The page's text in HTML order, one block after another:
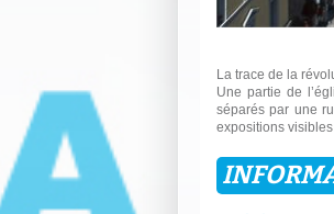
La trace de la
Une partie de
séparés par une
expositions